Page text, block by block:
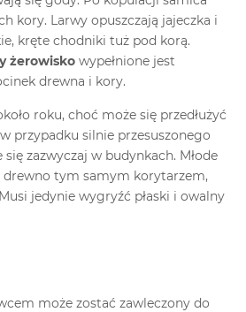
kory. Larwy opuszczają jajeczka i
kręte chodniki tuż pod korą.
żerowisko wypełnione jest
drewna i kory.
roku, choć może się przedłużyć
przypadku silnie przesuszonego
zazwyczaj w budynkach. Młode
drewno tym samym korytarzem,
jedynie wygryźć płaski i owalny
może zostać zawleczony do